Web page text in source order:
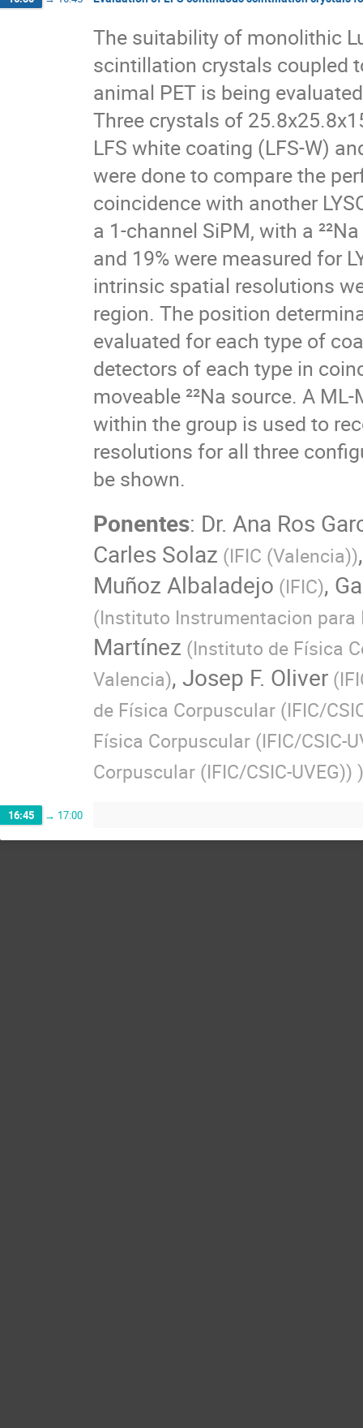
The suitability of monolithic
scintillation crystals coupled
animal PET is being
Three crystals of
LFS white coating (LFS-W)
were done to compare the
coincidence with another
a 1-channel SiPM, with a
and 19% were measured for
intrinsic spatial resolutions
region. The position
evaluated for each type of
detectors of each type in
moveable ²²Na source. A
within the group is used to
resolutions for all three
be shown.
Ponentes: Dr. Ana Ros
Carles Solaz (IFIC (Valencia))
Muñoz Albaladejo (IFIC),
(Instituto Instrumentacion para
Martínez (Instituto de Física
Valencia), Josep F. Oliver (
de Física Corpuscular (IFIC/
Física Corpuscular (IFIC/CSIC-
Corpuscular (IFIC/CSIC-UVEG)) )
16:45 → 17:00